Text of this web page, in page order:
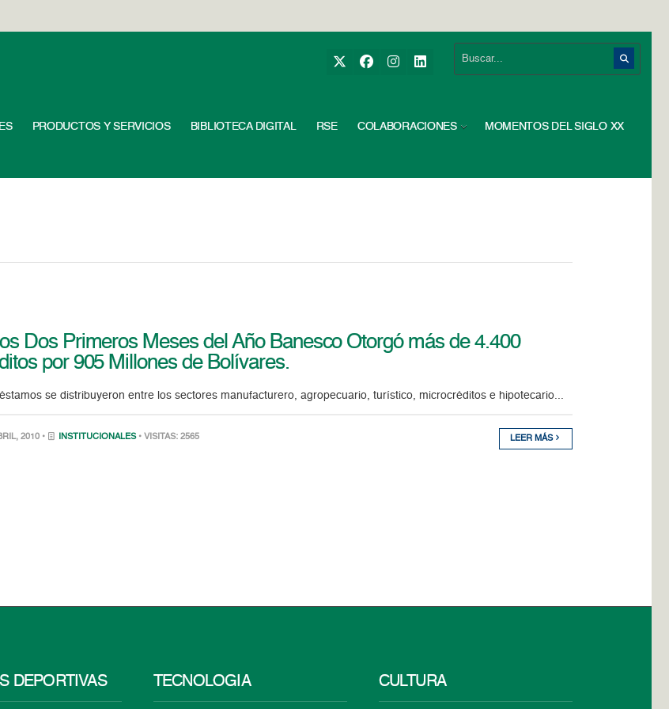
PRODUCTOS Y SERVICIOS BIBLIOTECA DIGITAL RSE COLABORACIONES MOMENTOS DEL SIGLO XX
Dos Primeros Meses del Año Banesco Otorgó más de 4.400
por 905 Millones de Bolívares.
se distribuyeron entre los sectores manufacturero, agropecuario, turístico, microcréditos e hipotecario...
2010 • INSTITUCIONALES • VISITAS: 2565 LEER MÁS
DEPORTIVAS TECNOLOGÍA CULTURA